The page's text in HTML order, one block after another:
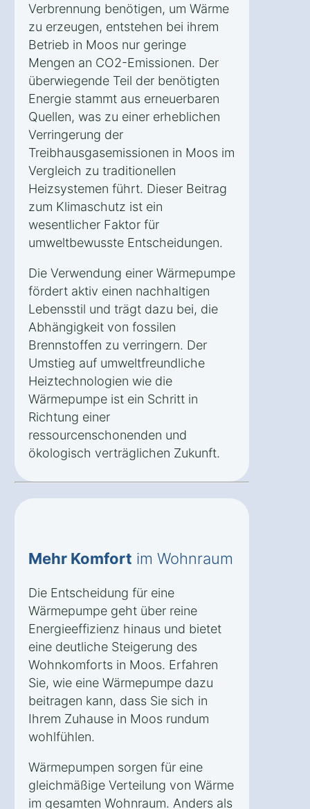
Verbrennung benötigen, um Wärme
zu erzeugen, entstehen bei ihrem
Betrieb in Moos nur geringe
Mengen an CO2-Emissionen. Der
überwiegende Teil der benötigten
Energie stammt aus erneuerbaren
Quellen, was zu einer erheblichen
Verringerung der
Treibhausgasemissionen in Moos im
Vergleich zu traditionellen
Heizsystemen führt. Dieser Beitrag
zum Klimaschutz ist ein
wesentlicher Faktor für
umweltbewusste Entscheidungen.
Die Verwendung einer Wärmepumpe
fördert aktiv einen nachhaltigen
Lebensstil und trägt dazu bei, die
Abhängigkeit von fossilen
Brennstoffen zu verringern. Der
Umstieg auf umweltfreundliche
Heiztechnologien wie die
Wärmepumpe ist ein Schritt in
Richtung einer
ressourcenschonenden und
ökologisch verträglichen Zukunft.
Mehr Komfort im Wohnraum
Die Entscheidung für eine
Wärmepumpe geht über reine
Energieeffizienz hinaus und bietet
eine deutliche Steigerung des
Wohnkomforts in Moos. Erfahren
Sie, wie eine Wärmepumpe dazu
beitragen kann, dass Sie sich in
Ihrem Zuhause in Moos rundum
wohlfühlen.
Wärmepumpen sorgen für eine
gleichmäßige Verteilung von Wärme
im gesamten Wohnraum. Anders als